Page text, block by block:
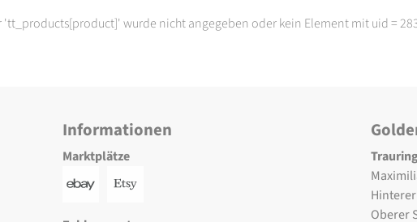
'tt_products[product]' wurde nicht angegeben oder kein Element mit uid =
Informationen
Marktplätze
Oberer